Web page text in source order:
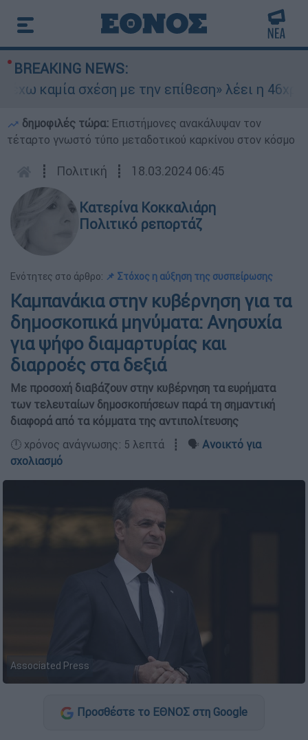
BREAKING NEWS:
σχέση με την επίθεση» λέει η 46χρονη -
δημοφιλές τώρα: Επιστήμονες ανακάλυψαν τον
τέταρτο γνωστό τύπο μεταδοτικού καρκίνου στον κόσμο
┋ Πολιτική ┋ 18.03.2024 06:45
Κατερίνα Κοκκαλιάρη
Πολιτικό ρεπορτάζ
Ενότητες στο άρθρο: 📌 Στόχος η αύξηση της συσπείρωσης
Καμπανάκια στην κυβέρνηση για τα
δημοσκοπικά μηνύματα: Ανησυχία
για ψήφο διαμαρτυρίας και
διαρροές στα δεξιά
Με προσοχή διαβάζουν στην κυβέρνηση τα ευρήματα
των τελευταίων δημοσκοπήσεων παρά τη σημαντική
διαφορά από τα κόμματα της αντιπολίτευσης
🕛 χρόνος ανάγνωσης: 5 λεπτά ┋ 🗣️ Ανοικτό για
σχολιασμό
Associated Press
Προσθέστε το ΕΘΝΟΣ στη Google